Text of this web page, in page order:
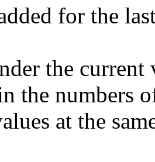
for the
the
the numbers
at the